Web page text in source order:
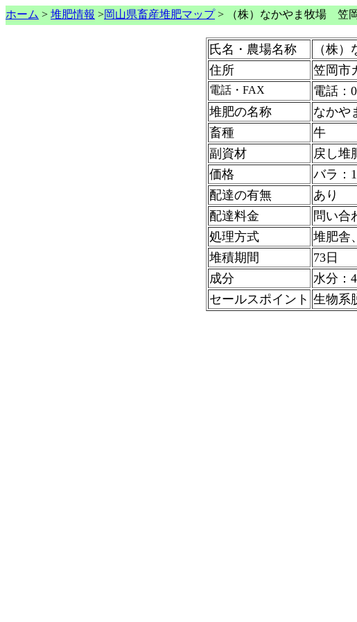
ホーム > 堆肥情報 >岡山県畜産堆肥マップ> （株）なかやま牧場 笠
氏名・農場名称
（株
住所
笠岡市
電話・FAX
電話：
堆肥の名称
なかや
畜種
牛
副資材
戻し堆
価格
バラ：
配達の有無
あり
配達料金
問い合
処理方式
堆肥舎
堆積期間
73日
成分
水分：
セールスポイント 生物系